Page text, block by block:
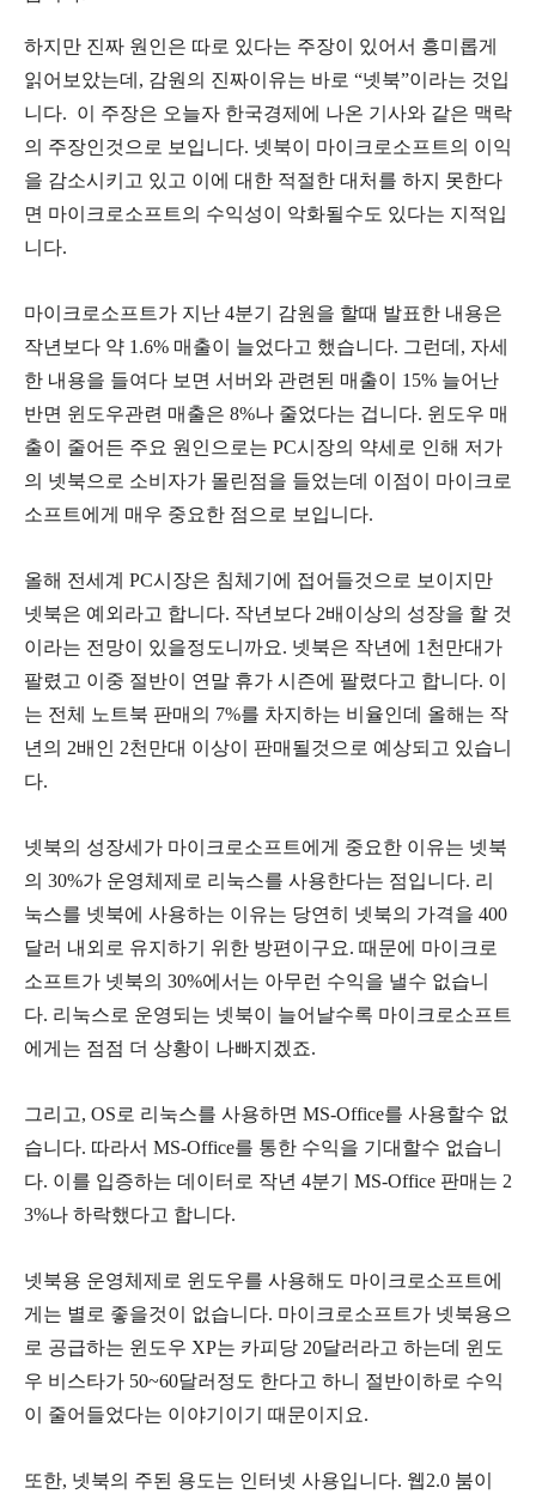
하지만 진짜 원인은 따로 있다는 주장이 있어서 흥미롭게
읽어보았는데, 감원의 진짜이유는 바로 “넷북”이라는 것입
니다. 이 주장은 오늘자 한국경제에 나온 기사와 같은 맥락
의 주장인것으로 보입니다. 넷북이 마이크로소프트의 이익
을 감소시키고 있고 이에 대한 적절한 대처를 하지
못한다
면 마이크로소프트의 수익성이 악화될수도 있다는 지적입
니다.
마이크로소프트가 지난 4분기 감원을 할때 발표한 내용은
작년보다 약 1.6% 매출이 늘었다고 했습니다. 그런데 , 자세
한 내용을 들여다 보면 서버와 관련된 매출이 15% 늘어난
반면 윈도우관련 매출은 8%나 줄었다는 겁니다. 윈도우 매
출이
줄어든 주요 원인으로는 PC시장의 약세로 인해 저가
의 넷북으로 소비자가 몰린점을 들었는데 이점이
마이크로
소프트에게 매우 중요한 점으로 보입니다.
올해 전세계 PC시장은 침체기에 접어들것으로 보이지만
넷북은 예외라고 합니다. 작년보다 2배이상의 성장을 할 것
이라는 전망이 있을정도니까요. 넷북은 작년에 1 천만대가
팔렸고 이중 절반이 연말 휴가 시즌에 팔렸다고 합니다. 이
는 전체 노트북 판매의 7%를 차지하는 비율인데 올해는 작
년의 2배인 2천만대 이상이 판매될것으로 예상되고 있습니
다.
넷북의 성장세가 마이크로소프트에게 중요한 이유는 넷북
의 30%가 운영체제로 리눅스를 사용한다는 점입니다. 리
눅스를 넷북에 사용하는 이유는 당연히 넷북의 가격을 400
달러 내외로 유지하기 위한 방편이구요. 때문에 마이크로
소프트가 넷북의 30%에서는 아무런 수익을 낼수 없습니
다. 리눅스로 운영되는 넷북이 늘어날수록 마이크로소프트
에게는 점점 더 상황이 나빠지겠죠.
그리고, OS 로 리눅스를 사용하면 MS-Office를 사용할수 없
습니다. 따라서 MS-Office를 통한 수익을 기대할수 없습니
다. 이를 입증하는 데이터로 작년 4분기 MS-Office 판매는 2
3%나 하락했다고 합니다.
넷북용 운영체제로 윈도우를 사용해도 마이크로소프트에
게는 별로 좋을것이 없습니다. 마이크로소프트가 넷북용으
로 공급하는 윈도우 XP는 카피당 20달러라고 하는데 윈도
우 비스타가 50~60달러정도 한다고 하니 절반이하로 수익
이
줄어들었다는 이야기이기 때문이지요.
또한, 넷북의 주된 용도는 인터넷 사용입니다. 웹2.0 붐이